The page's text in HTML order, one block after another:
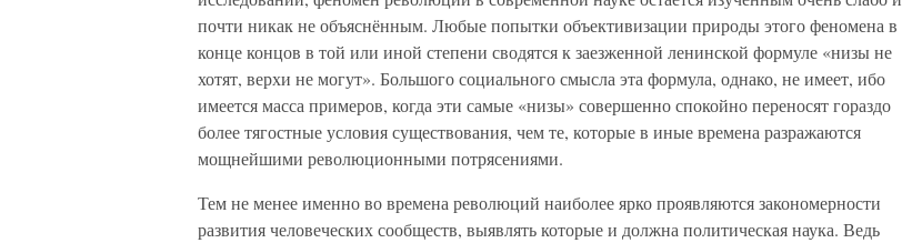
почти никак не объяснённым. Любые попытки объективизации природы этого феномена в
конце концов в той или иной степени сводятся к заезженной ленинской формуле «низы не
хотят, верхи не могут». Большого социального смысла эта формула, однако, не имеет, ибо
имеется масса примеров, когда эти самые «низы» совершенно спокойно переносят гораздо
более тягостные условия существования, чем те, которые в иные времена разражаются
мощнейшими революционными потрясениями.
Тем не менее именно во времена революций наиболее ярко проявляются закономерности
развития человеческих сообществ, выявлять которые и должна политическая наука. Ведь